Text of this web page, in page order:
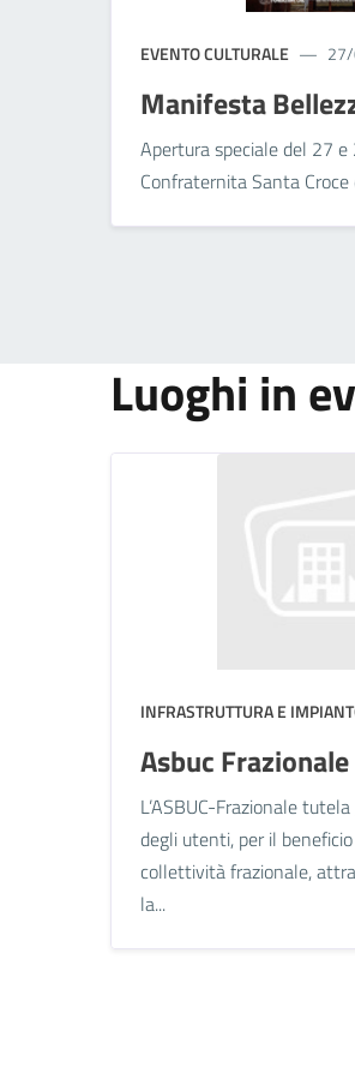
EVENTO CULTURALE
Manifesta
Apertura speciale del 27
Confraternita Santa
Luoghi in
INFRASTRUTTURA E
Asbuc
L’ASBUC-Frazionale
degli utenti, per il
collettività frazionale,
la...